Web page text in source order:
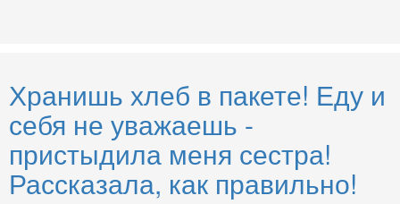
Хранишь хлеб в пакете! Еду и
себя не уважаешь -
пристыдила меня сестра!
Рассказала, как правильно!